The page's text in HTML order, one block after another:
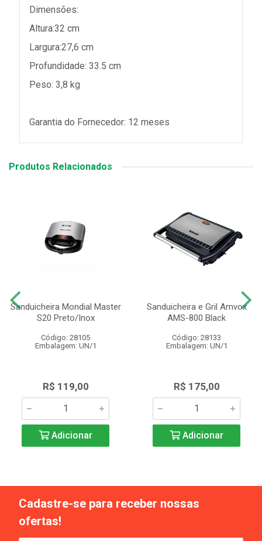
Dimensões:
Altura:32 cm
Largura:27,6 cm
Profundidade: 33.5 cm
Peso: 3,8 kg
Garantia do Fornecedor: 12 meses
Produtos Relacionados
Sanduicheira Mondial Master
S20 Preto/Inox
Código: 28105
Embalagem: UN/1
R$ 119,00
Adicionar
Sanduicheira e Gril Amvox
AMS-800 Black
Código: 28133
Embalagem: UN/1
R$ 175,00
Adicionar
Cadastre-se para receber nossas
ofertas!